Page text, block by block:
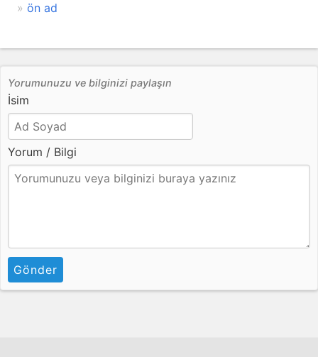
ön ad
Yorumunuzu ve bilginizi paylaşın
İsim
Yorum / Bilgi
Gönder